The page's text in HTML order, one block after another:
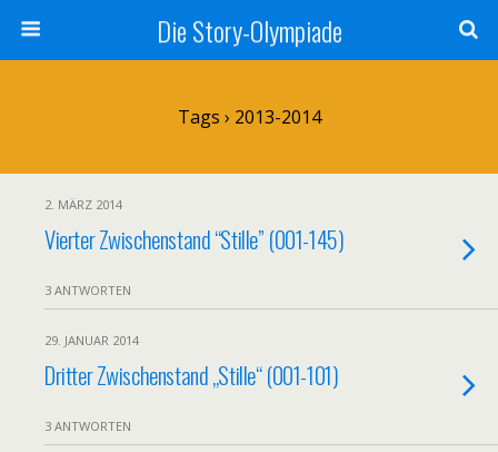
Die Story-Olympiade
Tags › 2013-2014
2. MÄRZ 2014
Vierter Zwischenstand “Stille” (001-145)
3 ANTWORTEN
29. JANUAR 2014
Dritter Zwischenstand „Stille“ (001-101)
3 ANTWORTEN